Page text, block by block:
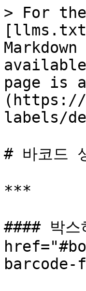
> For
page is
(https://
labels/
# 바코드
***
#### 박스
barcode-